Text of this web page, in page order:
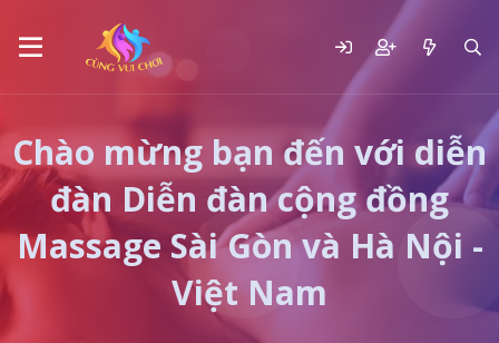
Chào mừng bạn đến với diễn
đàn Diễn đàn cộng đồng
Massage Sài Gòn và Hà Nội -
Việt Nam